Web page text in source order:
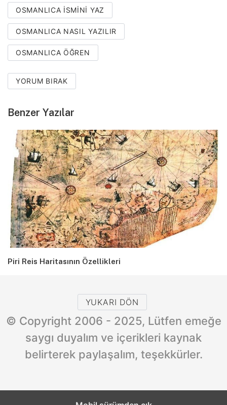
OSMANLICA ISMINI YAZ
OSMANLICA NASIL YAZILIR
OSMANLICA ÖĞREN
YORUM BIRAK
Benzer Yazılar
Piri Reis Haritasının Özellikleri
YUKARI DÖN
© Copyright 2006 - 2025, Lütfen emeğe
saygı duyalım ve içerikleri kaynak
belirterek paylaşalım, teşekkürler.